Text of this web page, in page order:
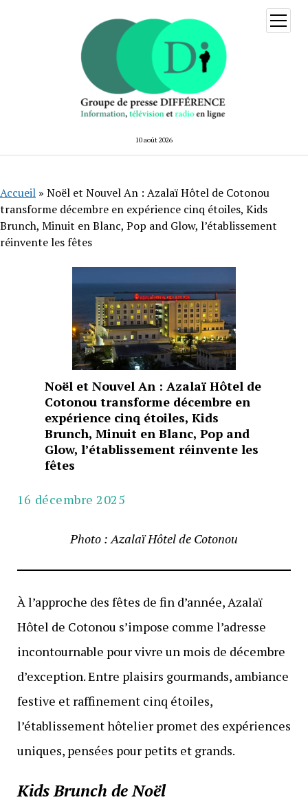
10 août 2026
ouvrir
menu
Accueil » Noël et Nouvel An : Azalaï Hôtel de Cotonou
transforme décembre en expérience cinq étoiles, Kids
Brunch, Minuit en Blanc, Pop and Glow, l’établissement
réinvente les fêtes
Noël et Nouvel An : Azalaï Hôtel de
Cotonou transforme décembre en
expérience cinq étoiles, Kids
Brunch, Minuit en Blanc, Pop and
Glow, l’établissement réinvente les
fêtes
16 décembre 2025
Photo : Azalaï Hôtel de Cotonou
À l’approche des fêtes de fin d’année, Azalaï
Hôtel de Cotonou s’impose comme l’adresse
incontournable pour vivre un mois de décembre
d’exception. Entre plaisirs gourmands, ambiance
festive et raffinement cinq étoiles,
l’établissement hôtelier promet des expériences
uniques, pensées pour petits et grands.
Kids Brunch de Noël